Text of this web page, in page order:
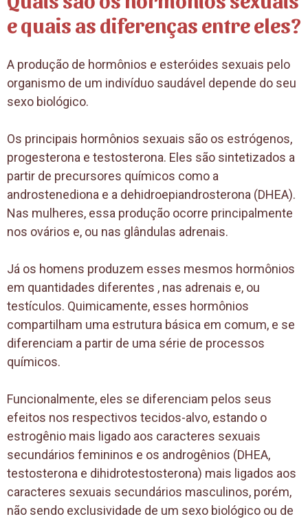
e quais as diferenças entre eles?
A produção de hormônios e esteróides sexuais pelo
organismo de um indivíduo saudável depende do seu
sexo biológico.
Os principais hormônios sexuais são os estrógenos,
progesterona e testosterona. Eles são sintetizados a
partir de precursores químicos como a
androstenediona e a dehidroepiandrosterona (DHEA).
Nas mulheres, essa produção ocorre principalmente
nos ovários e, ou nas glândulas adrenais.
Já os homens produzem esses mesmos hormônios
em quantidades diferentes , nas adrenais e, ou
testículos. Quimicamente, esses hormônios
compartilham uma estrutura básica em comum, e se
diferenciam a partir de uma série de processos
químicos.
Funcionalmente, eles se diferenciam pelos seus
efeitos nos respectivos tecidos-alvo, estando o
estrogênio mais ligado aos caracteres sexuais
secundários femininos e os androgênios (DHEA,
testosterona e dihidrotestosterona) mais ligados aos
caracteres sexuais secundários masculinos, porém,
não sendo exclusividade de um sexo biológico ou de